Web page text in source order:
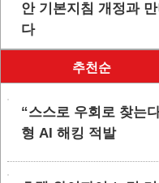
안 기본지침 개정과
다
추천순
“스스로 우회로 찾는
형 AI 해킹 적발